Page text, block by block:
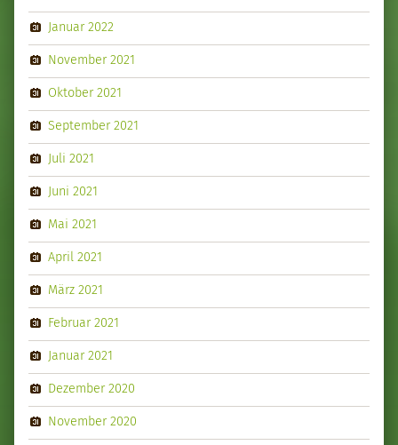
Januar 2022
November 2021
Oktober 2021
September 2021
Juli 2021
Juni 2021
Mai 2021
April 2021
März 2021
Februar 2021
Januar 2021
Dezember 2020
November 2020